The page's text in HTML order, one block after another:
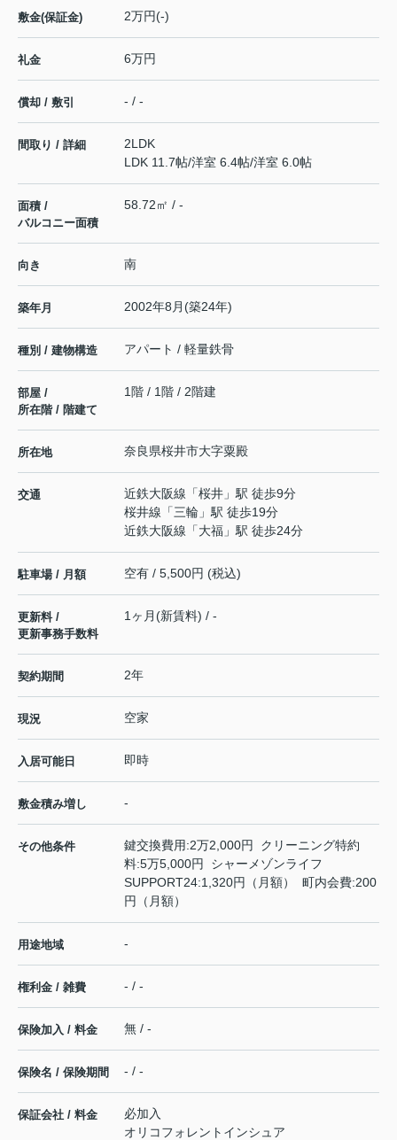
敷金(保証金) 2万円(-)
礼金 6万円
償却 / 敷引 - / -
間取り / 詳細
2LDK
LDK 11.7帖/洋室 6.4帖/洋室 6.0帖
面積 /
バルコニー面積
58.72㎡ / -
向き 南
築年月 2002年8月(築24年)
種別 / 建物構造 アパート / 軽量鉄骨
部屋 /
所在階 / 階建て
1階 / 1階 / 2階建
所在地 奈良県桜井市大字粟殿
交通 近鉄大阪線 「桜井 」駅 徒歩9分
桜井線 「三輪 」駅 徒歩19分
近鉄大阪線 「大福 」駅 徒歩24分
駐車場 / 月額 空有 / 5,500円 (税込)
更新料 /
更新事務手数料
1ヶ月(新賃料) / -
契約期間 2年
現況 空家
入居可能日 即時
敷金積み増し -
その他条件
鍵交換費用:2万2,000円 クリーニング特約
料:5万5,000円 シャーメゾンライフ
SUPPORT24:1,320円（月額） 町内会費:200
円（月額）
用途地域 -
権利金 / 雑費 - / -
保険加入 / 料金 無 / -
保険名 / 保険期間 - / -
保証会社 / 料金
必加入
オリコフォレントインシュア